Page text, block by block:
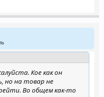
Кое как он
но на товар не
Во общем как-то